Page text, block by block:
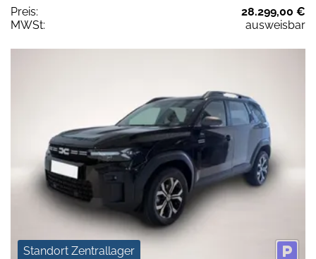
Preis:
28.299,00 €
MWSt:
ausweisbar
Standort Zentrallager